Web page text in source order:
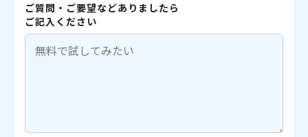
ご質問・ご要望などありましたら
ご記入ください